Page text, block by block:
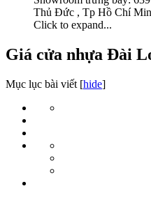
Thủ Đức , Tp Hồ Chí
Click to expand...
Giá cửa nhựa Đài
Mục lục bài viết [hide]